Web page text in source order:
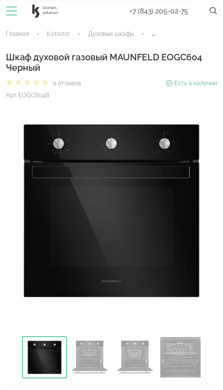
+7 (843) 205-02-75
Главная Каталог Духовые шкафы Газовые духовые шкафы
Шкаф духовой газовый MAUNFELD EOGC604
Черный
0 отзывов
Есть в наличии
Арт. EOGC604B